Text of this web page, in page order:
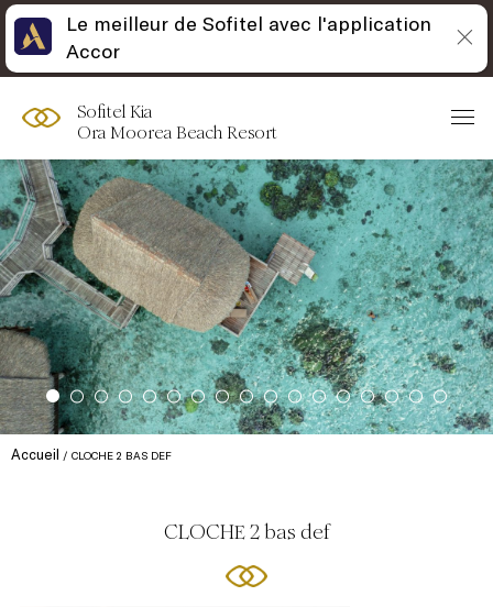
Sofitel Kia
Ora Moorea Beach Resort
Accueil CLOCHE 2 BAS DEF
CLOCHE 2 bas def
Le meilleur de Sofitel avec l'application
Accor